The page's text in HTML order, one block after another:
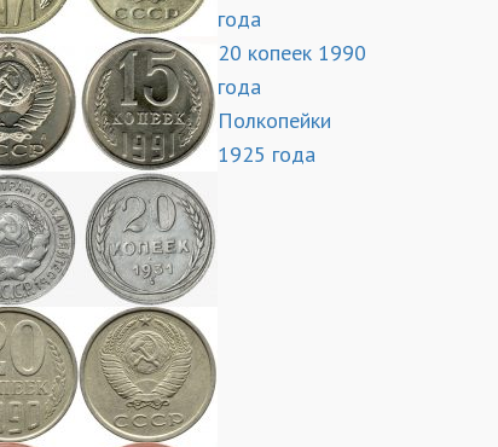
года
20 копеек 1990
года
Полкопейки
1925 года